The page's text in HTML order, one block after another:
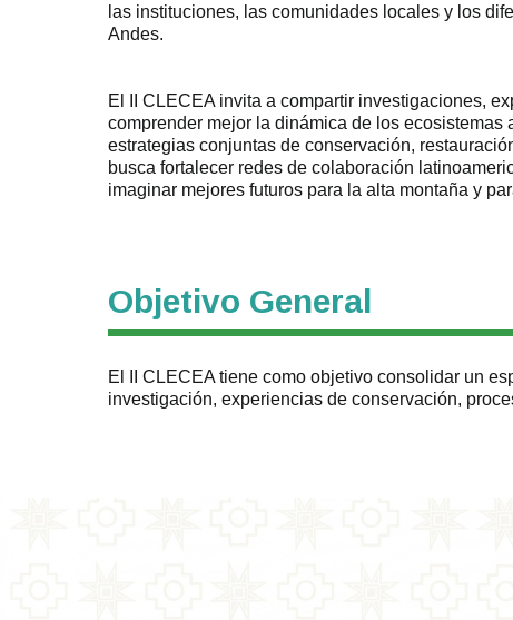
las instituciones, las comunidades locales y los
Andes.
El II CLECEA invita a compartir investigaciones,
comprender mejor la dinámica de los
estrategias conjuntas de conservación,
busca fortalecer redes de colaboración
imaginar mejores futuros para la alta montaña y
Objetivo General
El II CLECEA tiene como objetivo consolidar un
investigación, experiencias de conservación,